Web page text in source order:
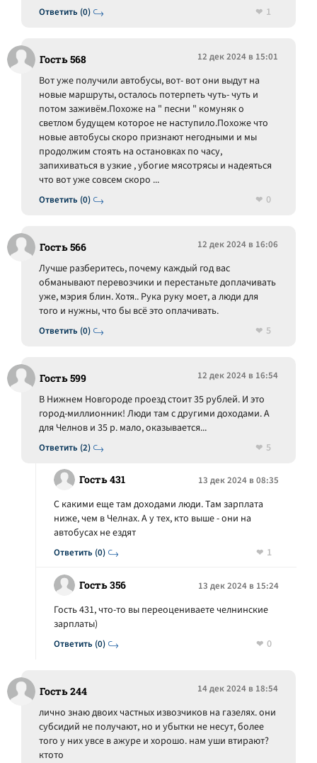
Ответить (0)
1
Гость 568 12 дек 2024 в 15:01
Ответить (0)
Вот уже получили автобусы, вот- вот они выдут на
новые маршруты, осталось потерпеть чуть- чуть и
потом заживём.Похоже на " песни " комуняк о
светлом будущем которое не наступило.Похоже что
новые автобусы скоро признают негодными и мы
продолжим стоять на остановках по часу,
запихиваться в узкие , убогие мясотрясы и надеяться
что вот уже совсем скоро ...
0
Гость 566 12 дек 2024 в 16:06
Ответить (0)
Лучше разберитесь, почему каждый год вас
обманывают перевозчики и перестаньте доплачивать
уже, мэрия блин. Хотя.. Рука руку моет, а люди для
того и нужны, что бы всё это оплачивать.
5
Гость 599 12 дек 2024 в 16:54
Ответить (2)
В Нижнем Новгороде проезд стоит 35 рублей. И это
город-миллионник! Люди там с другими доходами. А
для Челнов и 35 р. мало, оказывается...
5
Гость 431 13 дек 2024 в 08:35
Ответить (0)
С какими еще там доходами люди. Там зарплата
ниже, чем в Челнах. А у тех, кто выше - они на
автобусах не ездят
1
Гость 356 13 дек 2024 в 15:24
Ответить (0)
Гость 431, что-то вы переоцениваете челнинские
зарплаты)
0
Гость 244 14 дек 2024 в 18:54
лично знаю двоих частных извозчиков на газелях. они
субсидий не получают, но и убытки не несут, более
того у них увсе в ажуре и хорошо. нам уши втирают?
ктото